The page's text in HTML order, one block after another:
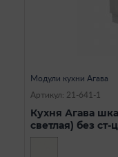
Модули кухни Агава
Артикул: 21-641-1
Кухня Агава
светлая) без ст-